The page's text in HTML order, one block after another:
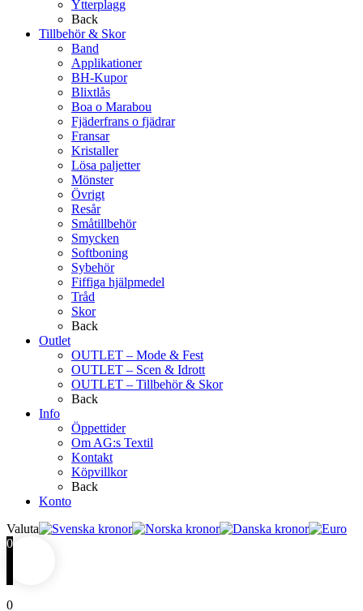
Ytterplagg
Back
Tillbehör & Skor
Band
Applikationer
BH-Kupor
Blixtlås
Boa o Marabou
Fjäderfrans o fjädrar
Fransar
Kristaller
Lösa paljetter
Mönster
Övrigt
Resår
Småtillbehör
Smycken
Softboning
Sybehör
Fiffiga hjälpmedel
Tråd
Skor
Back
Outlet
OUTLET – Mode & Fest
OUTLET – Scen & Idrott
OUTLET – Tillbehör & Skor
Back
Info
Öppettider
Om AG:s Textil
Kontakt
Köpvillkor
Back
Konto
Valuta
0
0